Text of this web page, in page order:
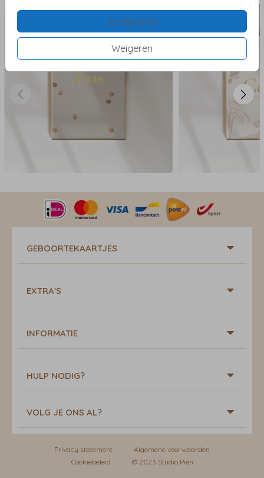
Accepteren
Weigeren
GEBOORTEKAARTJES
EXTRA'S
INFORMATIE
HULP NODIG?
VOLG JE ONS AL?
Privacy statement
Algemene voorwaarden
Cookiebeleid
© 2023 Studio Pien